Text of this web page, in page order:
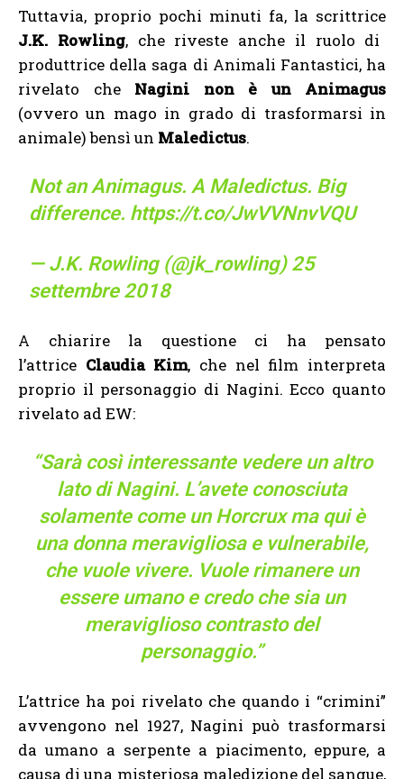
Tuttavia, proprio pochi minuti fa, la scrittrice
J.K. Rowling, che riveste anche il ruolo di
produttrice della saga di Animali Fantastici, ha
rivelato che Nagini non è un Animagus
(ovvero un mago in grado di trasformarsi in
animale) bensì un Maledictus.
Not an Animagus. A Maledictus. Big
difference. https://t.co/JwVVNnvVQU
— J.K. Rowling (@jk_rowling) 25
settembre 2018
A chiarire la questione ci ha pensato
l’attrice Claudia Kim, che nel film interpreta
proprio il personaggio di Nagini. Ecco quanto
rivelato ad EW:
“Sarà così interessante vedere un altro
lato di Nagini. L’avete conosciuta
solamente come un Horcrux ma qui è
una donna meravigliosa e vulnerabile,
che vuole vivere. Vuole rimanere un
essere umano e credo che sia un
meraviglioso contrasto del
personaggio.”
L’attrice ha poi rivelato che quando i “crimini”
avvengono nel 1927, Nagini può trasformarsi
da umano a serpente a piacimento, eppure, a
causa di una misteriosa maledizione del sangue,